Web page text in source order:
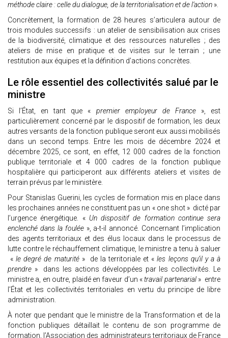
méthode claire : celle du dialogue, de la territorialisation et de l’action ».
Concrètement, la formation de 28 heures s’articulera autour de
trois modules successifs : un atelier de sensibilisation aux crises
de la biodiversité, climatique et des ressources naturelles ; des
ateliers de mise en pratique et de visites sur le terrain ; une
restitution aux équipes et la définition d’actions concrètes.
Le rôle essentiel des collectivités salué par le
ministre
Si l’État, en tant que « premier employeur de France», est
particulièrement concerné par le dispositif de formation, les deux
autres versants de la fonction publique seront eux aussi mobilisés
dans un second temps. Entre les mois de décembre 2024 et
décembre 2025, ce sont, en effet, 12 000 cadres de la fonction
publique territoriale et 4 000 cadres de la fonction publique
hospitalière qui participeront aux différents ateliers et visites de
terrain prévus par le ministère.
Pour Stanislas Guerini, les cycles de formation mis en place dans
les prochaines années ne constituent pas un « one shot » dicté par
l’urgence énergétique. «Un dispositif de formation continue sera
enclenché dans la foulée», a-t-il annoncé. Concernant l’implication
des agents territoriaux et des élus locaux dans le processus de
lutte contre le réchauffement climatique, le ministre a tenu à saluer
« le degré de maturité» de la territoriale et « les leçons qu’il y a à
prendre » dans les actions développées par les collectivités. Le
ministre a, en outre, plaidé en faveur d’un «travail partenarial» entre
l’État et les collectivités territoriales en vertu du principe de libre
administration.
À noter que pendant que le ministre de la Transformation et de la
fonction publiques détaillait le contenu de son programme de
formation, l’Association des administrateurs territoriaux de France